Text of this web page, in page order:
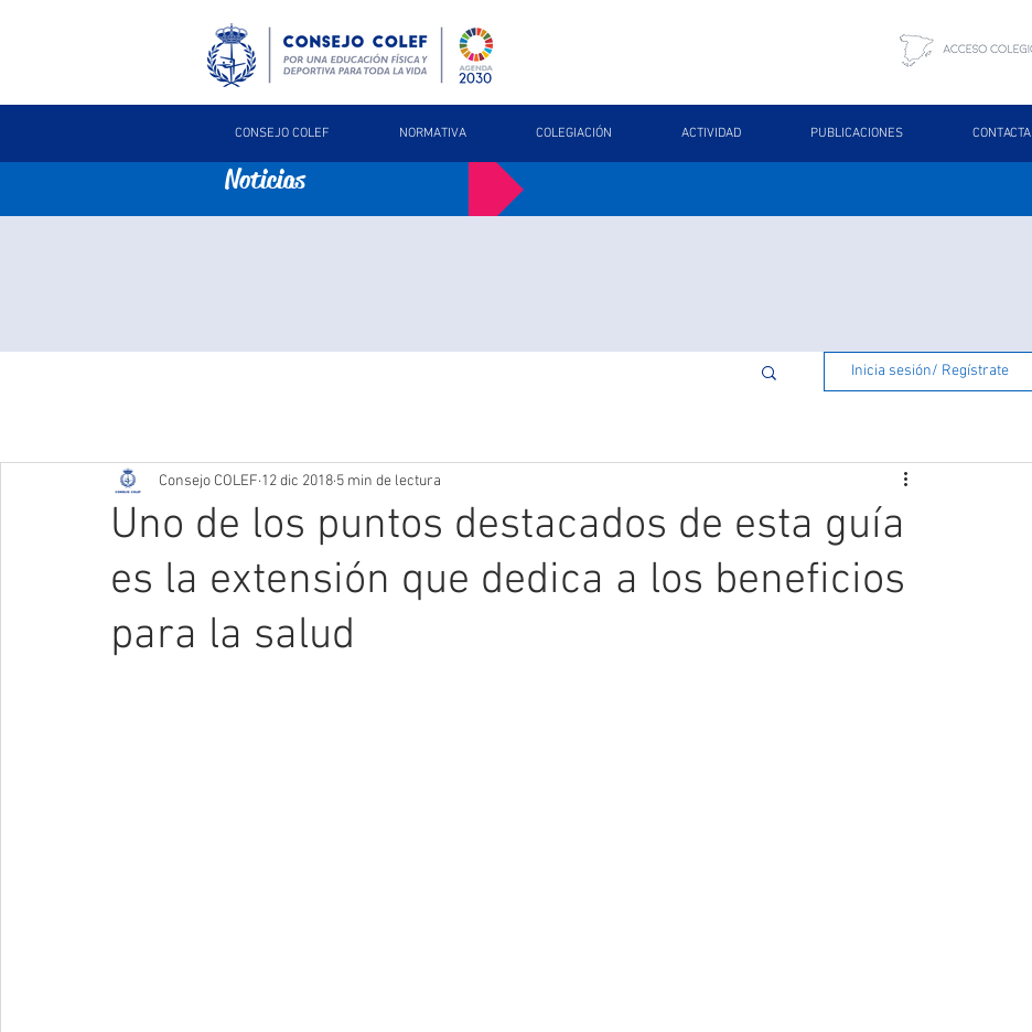
CONSEJO COLEF NORMATIVA COLEGIACIÓN ACTIVIDAD PUBLICACIONES CONTACTA
Noticias
Inicia sesión/ Regístrate
Uno de los puntos destacados de esta guía
es la extensión que dedica a los beneficios
para la salud
Consejo COLEF 12 dic 2018 5 min de lectura